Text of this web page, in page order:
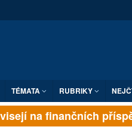
TÉMATA RUBRIKY
na finančních